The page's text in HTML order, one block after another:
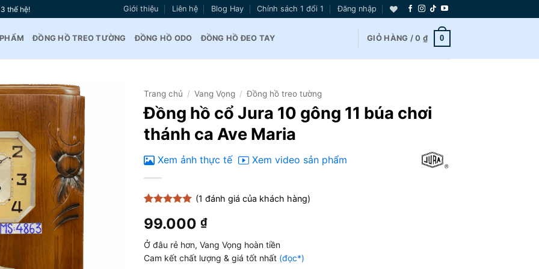
thế hệ! Giới thiệu Liên hệ Blog Hay Chính sách 1 đổi 1 Đăng nhập
ĐỒNG HỒ TREO TƯỜNG ĐỒNG HỒ ODO ĐỒNG HỒ ĐEO TAY GIỎ HÀNG /0 ₫ 0
Trang chủ / Vang Vọng / Đồng hồ treo tường
Đồng hồ cổ Jura 10 gông 11 búa chơi
thánh ca Ave Maria
Xem ảnh thực tế Xem video sản phẩm
dựa trên
đánh giá
(1 đánh giá của khách hàng)
99.000 ₫
Ở đâu rẻ hơn, Vang Vọng hoàn tiền
Cam kết chất lượng & giá tốt nhất (đọc*)